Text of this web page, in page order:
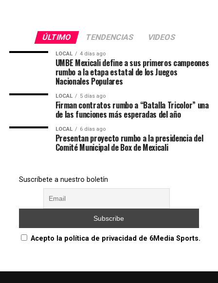
ÚLTIMO TENDENCIAS VIDEOS
LOCAL 4 días ago
UMBE Mexicali define a sus primeros campeones
rumbo a la etapa estatal de los Juegos
Nacionales Populares
LOCAL 5 días ago
Firman contratos rumbo a “Batalla Tricolor” una
de las funciones más esperadas del año
LOCAL 6 días ago
Presentan proyecto rumbo a la presidencia del
Comité Municipal de Box de Mexicali
Suscríbete a nuestro boletín
Acepto la política de privacidad de 6Media Sports.